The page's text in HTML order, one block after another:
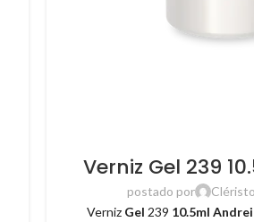
Verniz Gel 239
postado por
Verniz Gel 239 10.5ml